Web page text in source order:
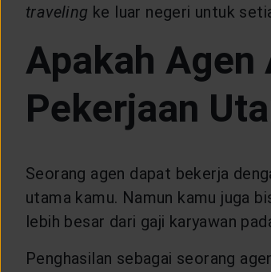
traveling ke luar negeri untuk
Apakah
Pekerjaan
Seorang agen dapat bekerja
utama kamu. Namun kamu juga
lebih besar dari gaji karyawan
Penghasilan sebagai seorang